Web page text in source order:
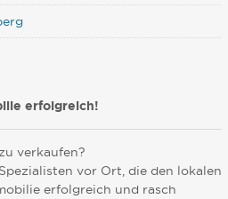
erfolgreich!
verkaufen?
vor Ort, die den lokalen
erfolgreich und rasch